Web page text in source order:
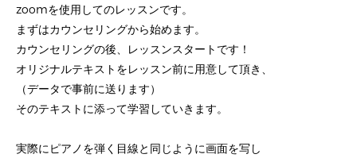
zoomを使用してのレッスンです。
まずはカウンセリングから始めます。
カウンセリングの後、レッスンスタートです！
オリジナルテキストをレッスン前に用意して頂き、
（データで事前に送ります）
そのテキストに添って学習していきます。
実際にピアノを弾く目線と同じように画面を写し